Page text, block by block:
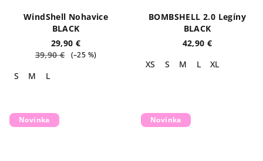
WindShell Nohavice
BLACK
29,90 €
39,90 €
(–25 %)
S M L
BOMBSHELL 2.0 Legíny
BLACK
42,90 €
XS
S M L XL
Novinka Novinka